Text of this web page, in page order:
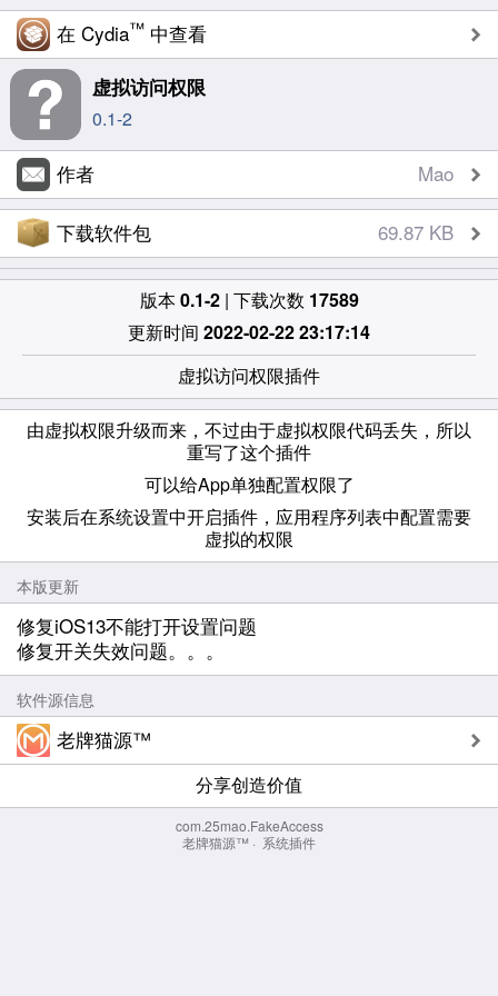
在 Cydia™ 中查看
虚拟访问权限
0.1-2
作者 Mao
下载软件包 69.87 KB
版本0.1-2| 下载次数 17589
更新时间 2022-02-22 23:17:14
虚拟访问权限插件
由虚拟权限升级而来，不过由于虚拟权限代码丢失，所以
重写了这个插件
可以给App单独配置权限了
安装后在系统设置中开启插件，应用程序列表中配置需要
虚拟的权限
本版更新
修复iOS13不能打开设置问题
修复开关失效问题。。。
软件源信息
老牌猫源™
分享创造价值
com.25mao.FakeAccess
老牌猫源™ · 系统插件